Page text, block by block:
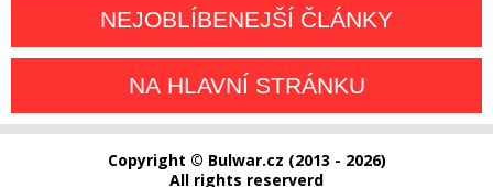
NEJOBLÍBENEJŠÍ ČLÁNKY
NA HLAVNÍ STRÁNKU
Copyright © Bulwar.cz (2013 - 2026)
All rights reserverd